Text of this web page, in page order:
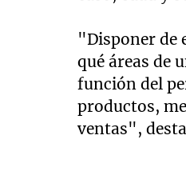
"Disponer de
qué áreas de
función del
productos,
ventas",